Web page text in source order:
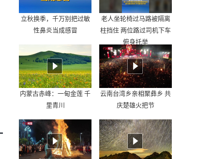
立秋换季，千万别把过敏
性鼻炎当成感冒
老人坐轮椅过马路被隔离
柱挡住 两位路过司机下车
俯身托举
内蒙古赤峰：一甸金莲 千
里青川
云南台湾乡亲相聚彝乡 共
庆楚雄火把节